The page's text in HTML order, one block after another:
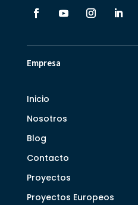
Empresa
Inicio
Nosotros
Blog
Contacto
Proyectos
Proyectos Europeos